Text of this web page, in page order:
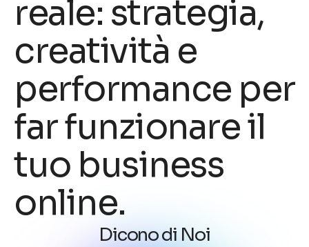
reale: strategia,
creatività e
performance per
far funzionare il
tuo business
online.
Diconodi Noi